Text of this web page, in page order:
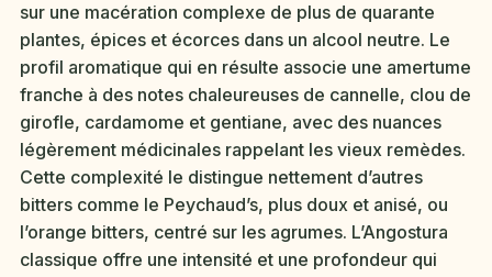
sur une macération complexe de plus de quarante
plantes, épices et écorces dans un alcool neutre. Le
profil aromatique qui en résulte associe une amertume
franche à des notes chaleureuses de cannelle, clou de
girofle, cardamome et gentiane, avec des nuances
légèrement médicinales rappelant les vieux remèdes.
Cette complexité le distingue nettement d’autres
bitters comme le Peychaud’s, plus doux et anisé, ou
l’orange bitters, centré sur les agrumes. L’Angostura
classique offre une intensité et une profondeur qui